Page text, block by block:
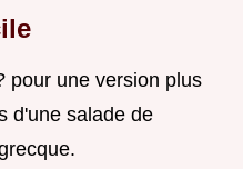
pour une version plus
d'une salade de